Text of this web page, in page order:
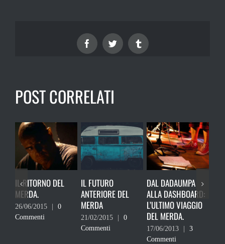
FacebookTwitter Tumblr
POST CORRELATI
DEL
| 0
IL FUTURO
ANTERIORE DEL
MERDA
| 0
DAL DADAUMPA
ALLA DASHBOARD:
L’ULTIMO VIAGGIO
DEL MERDA.
| 3
MORTI DI
PLAGI.
27/05/2013
Commenti